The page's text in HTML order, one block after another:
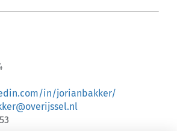
in/jorianbakker/